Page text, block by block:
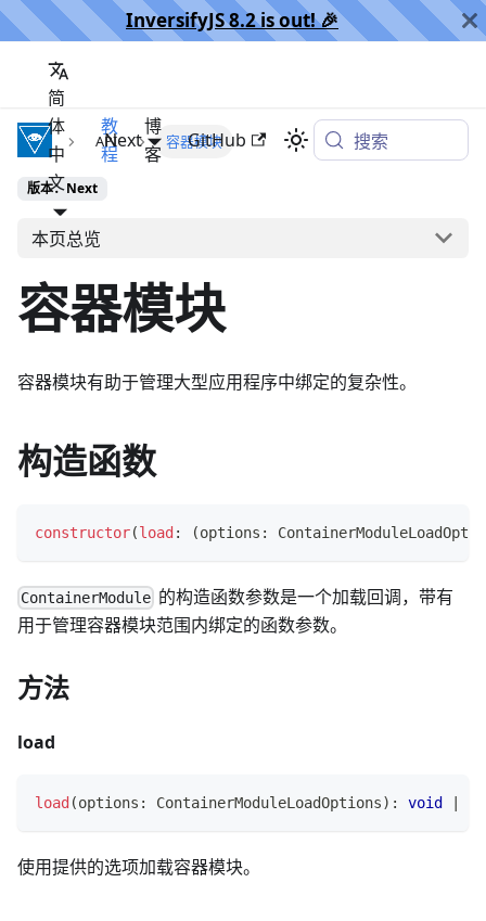
InversifyJS 8.2 is out! 🎉️
InversifyJS
简
体
中
文
教
程
博
客
Next GitHub 搜索
API 容器模块
版本：Next
本页总览
容器模块
容器模块有助于管理大型应用程序中绑定的复杂性。
构造函数
constructor(load : (options :
ContainerModule 的构造函数参数是一个加载回调，带有
用于管理容器模块范围内绑定的函数参数。
方法
load
load (options : ContainerModuleLoadOptions) : void
使用提供的选项加载容器模块。